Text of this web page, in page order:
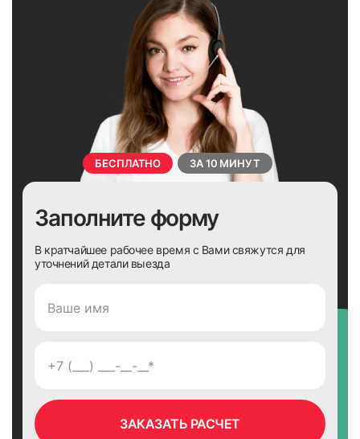
52
53 54
БЕСПЛАТНО ЗА 10 МИНУТ
Заполните форму
В кратчайшее рабочее время с Вами свяжутся для
уточнений детали выезда